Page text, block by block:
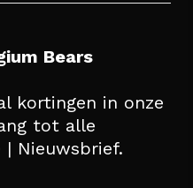
Bears
kortingen in onze
tot alle
| Nieuwsbrief.